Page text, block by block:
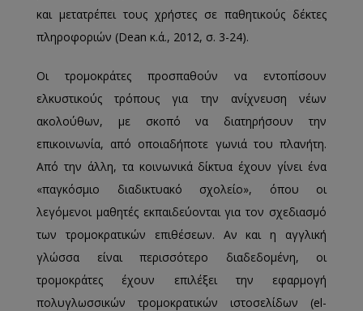
και μετατρέπει τους χρήστες σε παθητικούς δέκτες
πληροφοριών (Dean κ.ά., 2012, σ. 3-24).
Οι τρομοκράτες προσπαθούν να εντοπίσουν
ελκυστικούς τρόπους για την ανίχνευση νέων
ακολούθων, με σκοπό να διατηρήσουν την
επικοινωνία, από οποιαδήποτε γωνιά του πλανήτη.
Από την άλλη, τα κοινωνικά δίκτυα έχουν γίνει ένα
«παγκόσμιο διαδικτυακό σχολείο», όπου οι
λεγόμενοι μαθητές εκπαιδεύονται για τον σχεδιασμό
των τρομοκρατικών επιθέσεων. Αν και η αγγλική
γλώσσα είναι περισσότερο διαδεδομένη, οι
τρομοκράτες έχουν επιλέξει την εφαρμογή
πολυγλωσσικών τρομοκρατικών ιστοσελίδων (el-